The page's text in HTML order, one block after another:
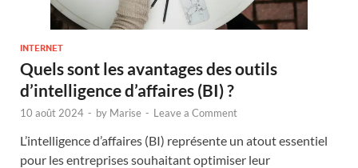
INTERNET
Quels sont les avantages des outils
d’intelligence d’affaires (BI) ?
10 août 2024 - by Marise - Leave a Comment
L’intelligence d’affaires (BI) représente un atout essentiel
pour les entreprises souhaitant optimiser leur